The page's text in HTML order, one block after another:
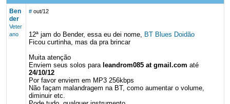
Ben
der
Veter
ano
# out/12
12ª jam do Bender, essa eu dei nome, BT Blues Doidão
Ficou curtinha, mas da pra brincar
Muita atenção
Enviem seus solos para leandrom085 at gmail.com até
24/10/12
Por favor enviem em MP3 256kbps
Não façam malandragem na BT, como aumentar o volume,
diminuir etc.